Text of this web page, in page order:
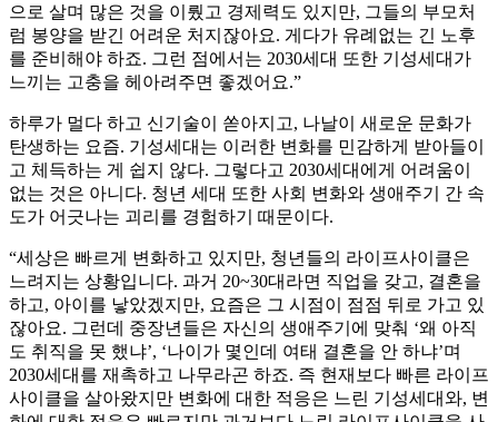
으로 살며 많은 것을 이뤘고 경제력도 있지만, 그들의 부모처
럼 봉양을 받긴 어려운 처지잖아요. 게다가 유례없는 긴 노후
를 준비해야 하죠. 그런 점에서는 2030세대 또한 기성세대가
느끼는 고충을 헤아려주면 좋겠어요.”
하루가 멀다 하고 신기술이 쏟아지고, 나날이 새로운 문화가
탄생하는 요즘. 기성세대는 이러한 변화를 민감하게 받아들이
고 체득하는 게 쉽지 않다. 그렇다고 2030세대에게 어려움이
없는 것은 아니다. 청년 세대 또한 사회 변화와 생애주기 간 속
도가 어긋나는 괴리를 경험하기 때문이다.
“세상은 빠르게 변화하고 있지만, 청년들의 라이프사이클은
느려지는 상황입니다. 과거 20~30대라면 직업을 갖고, 결혼을
하고, 아이를 낳았겠지만, 요즘은 그 시점이 점점 뒤로 가고 있
잖아요. 그런데 중장년들은 자신의 생애주기에 맞춰 ‘왜 아직
도 취직을 못 했냐’, ‘나이가 몇인데 여태 결혼을 안 하냐’며
2030세대를 재촉하고 나무라곤 하죠. 즉 현재보다 빠른 라이프
사이클을 살아왔지만 변화에 대한 적응은 느린 기성세대와, 변